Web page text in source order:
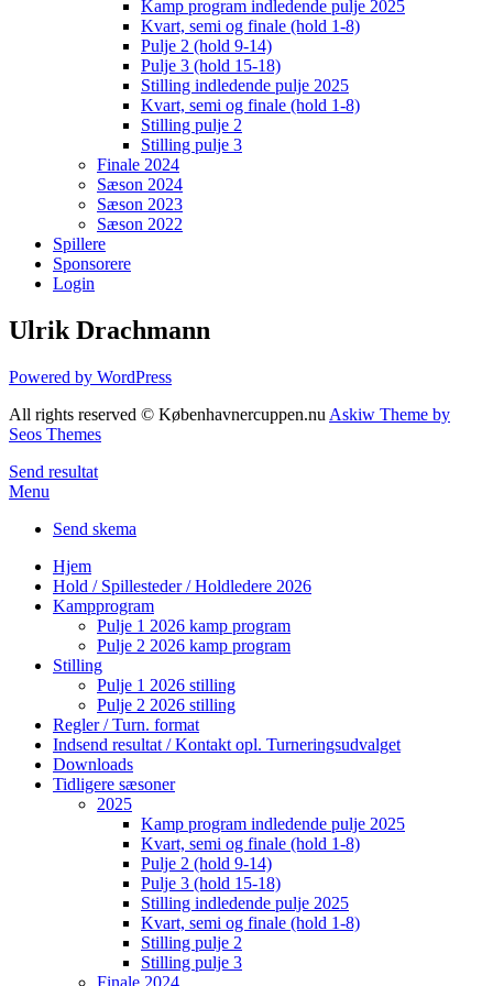
Kamp program indledende pulje 2025
Kvart, semi og finale (hold 1-8)
Pulje 2 (hold 9-14)
Pulje 3 (hold 15-18)
Stilling indledende pulje 2025
Kvart, semi og finale (hold 1-8)
Stilling pulje 2
Stilling pulje 3
Finale 2024
Sæson 2024
Sæson 2023
Sæson 2022
Spillere
Sponsorere
Login
Ulrik Drachmann
Powered by WordPress
All rights reserved © Københavnercuppen.nu Askiw Theme by
Seos Themes
Send resultat
Menu
Send skema
Hjem
Hold / Spillesteder / Holdledere 2026
Kampprogram
Pulje 1 2026 kamp program
Pulje 2 2026 kamp program
Stilling
Pulje 1 2026 stilling
Pulje 2 2026 stilling
Regler / Turn. format
Indsend resultat / Kontakt opl. Turneringsudvalget
Downloads
Tidligere sæsoner
2025
Kamp program indledende pulje 2025
Kvart, semi og finale (hold 1-8)
Pulje 2 (hold 9-14)
Pulje 3 (hold 15-18)
Stilling indledende pulje 2025
Kvart, semi og finale (hold 1-8)
Stilling pulje 2
Stilling pulje 3
Finale 2024